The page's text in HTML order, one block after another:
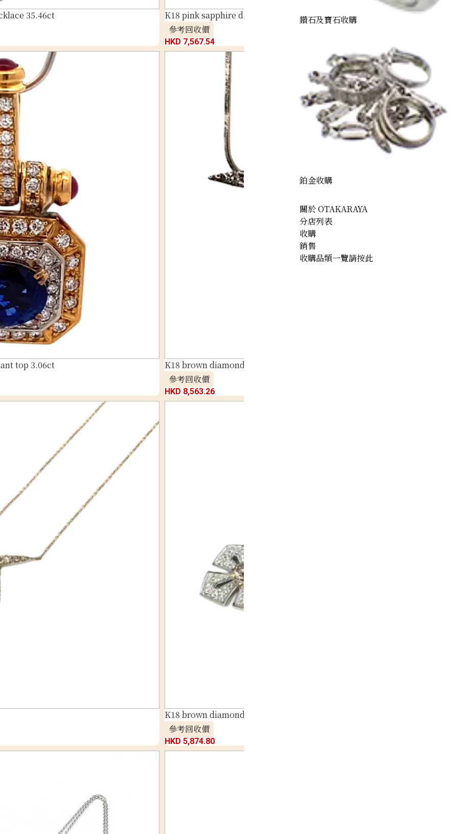
35.46ct
K18 pink sapphire diamond 2.94ct
參考回收價
HKD 7,567.54
top 3.06ct
K18 brown diamond necklace
參考回收價
HKD 8,563.26
K18 brown diamond necklace 0.80ct
參考回收價
HKD 5,874.80
鑽石及寶石收購
鉑金收購
關於 OTAKARAYA
分店列表
收購
銷售
收購品類一覽請按此